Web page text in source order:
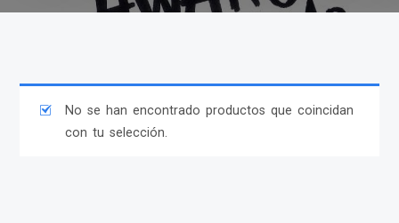
No se han encontrado productos que coincidan
con tu selección.